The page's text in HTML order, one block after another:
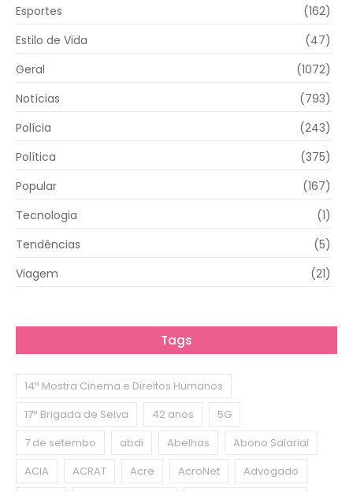
Esportes
(162)
Estilo de Vida
(47)
Geral
(1072)
Notícias
(793)
Polícia
(243)
Política
(375)
Popular
(167)
Tecnologia
(1)
Tendências
(5)
Viagem
(21)
Tags
14ª Mostra Cinema e Direitos Humanos
17ª Brigada de Selva
42 anos
5G
7 de setembo
abdi Abelhas
Abono Salarial
ACIA
ACRAT Acre AcroNet Advogado